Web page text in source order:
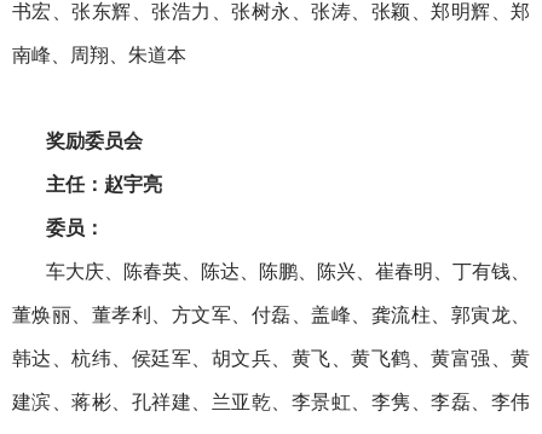
书宏、张东辉、张浩力、张树永、张涛、张颖、郑明辉、郑
南峰、周翔、朱道本
奖励委员会
主任：赵宇亮
委员：
车大庆、陈春英、陈达、陈鹏、陈兴、崔春明、丁有钱、
董焕丽、董孝利、方文军、付磊、盖峰、龚流柱、郭寅龙、
韩达、杭纬、侯廷军、胡文兵、黄飞、黄飞鹤、黄富强、黄
建滨、蒋彬、孔祥建、兰亚乾、李景虹、李隽、李磊、李伟